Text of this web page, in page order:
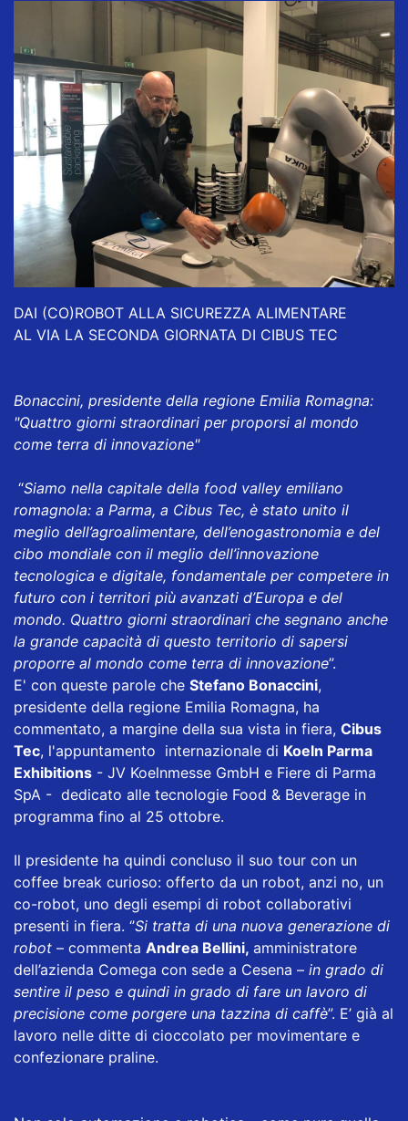
DAI (CO)ROBOT ALLA SICUREZZA ALIMENTARE
AL VIA LA SECONDA GIORNATA DI CIBUS TEC
Bonaccini, presidente della regione Emilia Romagna:
"Quattro giorni straordinari per proporsi al mondo
come terra di innovazione"
“Siamo nella capitale della food valley emiliano
romagnola: a Parma, a Cibus Tec, è stato unito il
meglio dell’agroalimentare, dell’enogastronomia e del
cibo mondiale con il meglio dell’innovazione
tecnologica e digitale, fondamentale per competere in
futuro con i territori più avanzati d’Europa e del
mondo. Quattro giorni straordinari che segnano anche
la grande capacità di questo territorio di sapersi
proporre al mondo come terra di innovazione”.
E' con queste parole che Stefano Bonaccini,
presidente della regione Emilia Romagna, ha
commentato, a margine della sua vista in fiera, Cibus
Tec, l'appuntamento internazionale di Koeln Parma
Exhibitions - JV Koelnmesse GmbH e Fiere di Parma
SpA - dedicato alle tecnologie Food & Beverage in
programma fino al 25 ottobre.
Il presidente ha quindi concluso il suo tour con un
coffee break curioso: offerto da un robot, anzi no, un
co-robot, uno degli esempi di robot collaborativi
presenti in fiera. ‘’Si tratta di una nuova generazione di
robot – commenta Andrea Bellini, amministratore
dell’azienda Comega con sede a Cesena – in grado di
sentire il peso e quindi in grado di fare un lavoro di
precisione come porgere una tazzina di caffè”. E’ già al
lavoro nelle ditte di cioccolato per movimentare e
confezionare praline.